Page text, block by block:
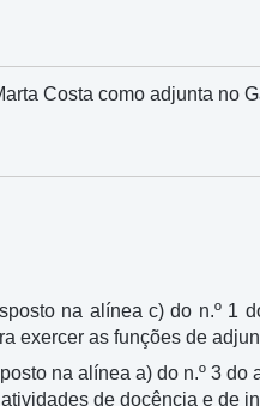
Costa como adjunta no
na alínea c) do n.º 1
exercer as funções de
na alínea a) do n.º 3 do
de docência e de